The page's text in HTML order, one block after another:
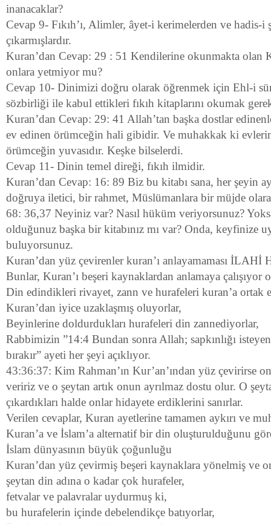
inanacaklar?
Cevap 9- Fıkıh’ı, Alimler, âyet-i kerimelerden ve hadis-i
çıkarmışlardır.
Kuran’dan Cevap: 29 : 51 Kendilerine okunmakta olan
onlara yetmiyor mu?
Cevap 10- Dinimizi doğru olarak öğrenmek için Ehl-i
sözbirliği ile kabul ettikleri fıkıh kitaplarını okumak
Kuran’dan Cevap: 29: 41 Allah’tan başka dostlar
ev edinen örümceğin hali gibidir. Ve muhakkak ki evlerin
örümceğin yuvasıdır. Keşke bilselerdi.
Cevap 11- Dinin temel direği, fıkıh ilmidir.
Kuran’dan Cevap: 16: 89 Biz bu kitabı sana, her şeyin
doğruya iletici, bir rahmet, Müslümanlara bir müjde
68: 36,37 Neyiniz var? Nasıl hüküm veriyorsunuz?
olduğunuz başka bir kitabınız mı var? Onda, keyfinize
buluyorsunuz.
Kuran’dan yüz çevirenler kuran’ı anlayamaması İLAHİ
Bunlar, Kuran’ı beşeri kaynaklardan anlamaya çalışıyor
Din edindikleri rivayet, zann ve hurafeleri kuran’a ortak
Kuran’dan iyice uzaklaşmış oluyorlar,
Beyinlerine doldurdukları hurafeleri din zannediyorlar,
Rabbimizin ”14:4 Bundan sonra Allah; sapkınlığı
bırakır” ayeti her şeyi açıklıyor.
43:36:37: Kim Rahman’ın Kur’an’ından yüz çevirirse
veririz ve o şeytan artık onun ayrılmaz dostu olur. O
çıkardıkları halde onlar hidayete erdiklerini sanırlar.
Verilen cevaplar, Kuran ayetlerine tamamen aykırı ve
Kuran’a ve İslam’a alternatif bir din oluşturulduğunu
İslam dünyasının büyük çoğunluğu
Kuran’dan yüz çevirmiş beşeri kaynaklara yönelmiş ve
şeytan din adına o kadar çok hurafeler,
fetvalar ve palavralar uydurmuş ki,
bu hurafelerin içinde debelendikçe batıyorlar,